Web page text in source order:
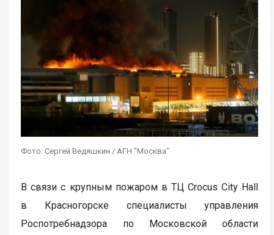
Фото: Сергей Ведяшкин / АГН "Москва"
В связи с крупным пожаром в ТЦ Crocus City Hall
в Красногорске специалисты управления
Роспотребнадзора по Московской области